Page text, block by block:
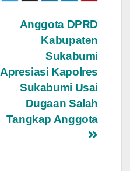
Anggota DPRD
Kabupaten
Sukabumi
Apresiasi Kapolres
Sukabumi Usai
Dugaan Salah
Tangkap Anggota